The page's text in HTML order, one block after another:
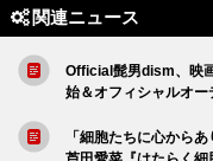
関連ニュース
Official髭男dism、映
始＆オフィシャルオー
「細胞たちに心から